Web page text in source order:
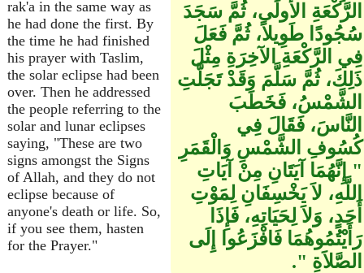
rak'a in the same way as
he had done the first. By
the time he had finished
his prayer with Taslim,
the solar eclipse had been
over. Then he addressed
the people referring to the
solar and lunar eclipses
saying, "These are two
signs amongst the Signs
of Allah, and they do not
eclipse because of
anyone's death or life. So,
if you see them, hasten
for the Prayer."
الرَّكْعَةِ الأُولَى، ثُمَّ سَجَدَ
سُجُودًا طَوِيلاً، ثُمَّ فَعَلَ
فِي الرَّكْعَةِ الآخِرَةِ مِثْلَ
ذَلِكَ، ثُمَّ سَلَّمَ وَقَدْ تَجَلَّتِ
الشَّمْسُ، فَخَطَبَ
النَّاسَ، فَقَالَ فِي
كُسُوفِ الشَّمْسِ وَالْقَمَرِ
‏"‏ إِنَّهُمَا آيَتَانِ مِنْ آيَاتِ
اللَّهِ، لاَ يَخْسِفَانِ لِمَوْتِ
أَحَدٍ، وَلاَ لِحَيَاتِهِ، فَإِذَا
رَأَيْتُمُوهُمَا فَافْزَعُوا إِلَى
الصَّلاَةِ ‏"‏‏.‏